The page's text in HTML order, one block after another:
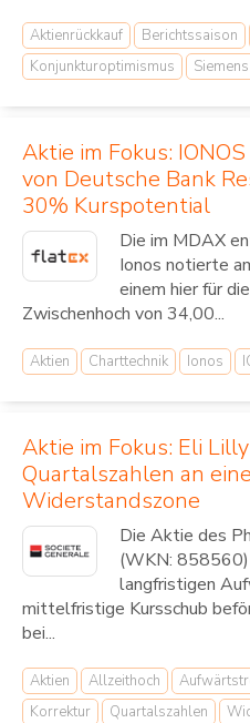
Aktienrückkauf Berichtssaison
Konjunkturoptimismus
Siemens
Aktie im Fokus:
von Deutsche Bank
30% Kurspotential
Die im MDAX
Ionos notierte
einem hier für
Zwischenhoch von 34,00...
Aktien Charttechnik Ionos
Aktie im Fokus: Eli
Quartalszahlen an
Widerstandszone
Die Aktie des
(WKN:
langfristigen
mittelfristige Kursschub
bei...
Aktien Allzeithoch
Korrektur
Quartalszahlen